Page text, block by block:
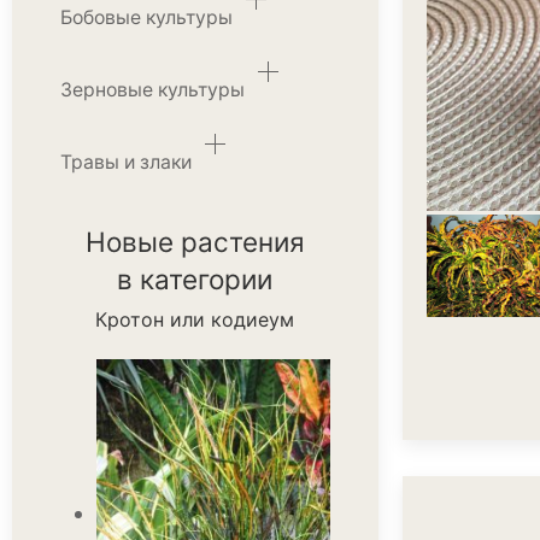
Бобовые культуры
Зерновые культуры
Травы и злаки
Новые растения
в категории
Кротон или кодиеум